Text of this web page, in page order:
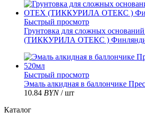
Быстрый просмотр
Грунтовка для сложных
(ТИККУРИЛА ОТЕКС )
Быстрый просмотр
Эмаль алкидная в баллончике
10.84 BYN / шт
Каталог